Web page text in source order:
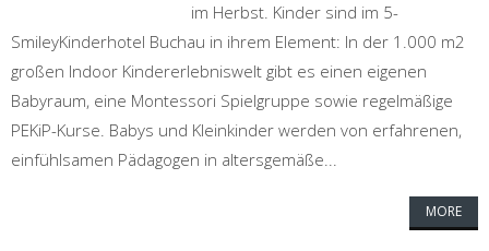
im Herbst. Kinder sind im 5-
SmileyKinderhotel Buchau in ihrem Element: In der 1.000 m2
großen Indoor Kindererlebniswelt gibt es einen eigenen
Babyraum, eine Montessori Spielgruppe sowie regelmäßige
PEKiP-Kurse. Babys und Kleinkinder werden von erfahrenen,
einfühlsamen Pädagogen in altersgemäße...
MORE